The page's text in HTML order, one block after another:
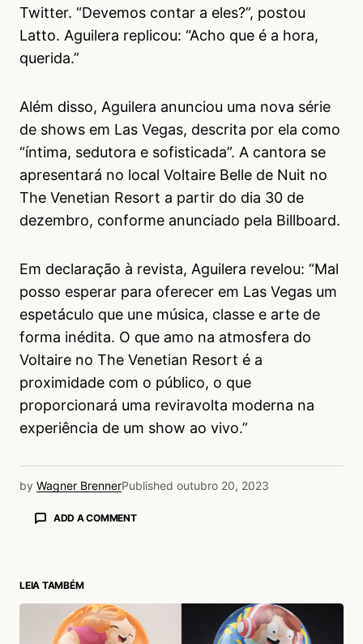
Twitter. “Devemos contar a eles?”, postou
Latto. Aguilera replicou: “Acho que é a hora,
querida.”
Além disso, Aguilera anunciou uma nova série
de shows em Las Vegas, descrita por ela como
“íntima, sedutora e sofisticada”. A cantora se
apresentará no local Voltaire Belle de Nuit no
The Venetian Resort a partir do dia 30 de
dezembro, conforme anunciado pela Billboard.
Em declaração à revista, Aguilera revelou: “Mal
posso esperar para oferecer em Las Vegas um
espetáculo que une música, classe e arte de
forma inédita. O que amo na atmosfera do
Voltaire no The Venetian Resort é a
proximidade com o público, o que
proporcionará uma reviravolta moderna na
experiência de um show ao vivo.”
by Wagner BrennerPublished outubro 20, 2023
ADD A COMMENT
LEIA TAMBÉM